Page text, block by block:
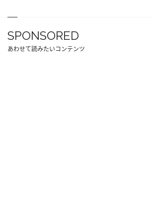
SPONSORED
あわせて読みたいコンテンツ